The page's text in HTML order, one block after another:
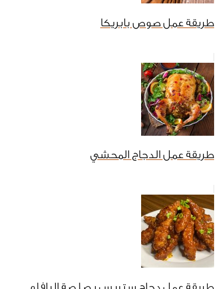
طريقة عمل صوص بابريكا
طريقة عمل الدجاج المحشي